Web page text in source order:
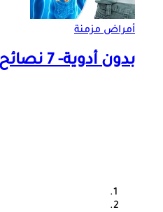
أمراض مزمنة
بدون أدوية- 7 نصائح للوقاية من تكرار حصوات الكلى في الصيف